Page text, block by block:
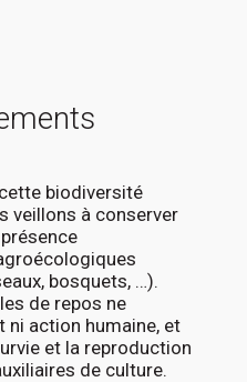
biodiversité
veillons à conserver
bosquets, …).
de repos ne
ni action humaine, et
et la reproduction
de culture.